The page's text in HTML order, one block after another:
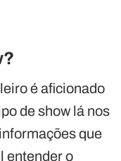
é aficionado
de show lá nos
que
entender o